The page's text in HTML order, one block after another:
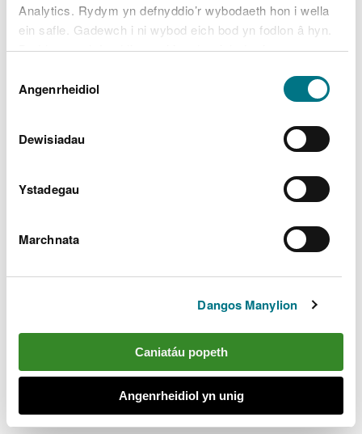
Analytics. Rydym yn defnyddio’r wybodaeth hon i wella
ein safle. Gadewch i ni wybod eich bod yn fodlon â hyn.
Byddwn yn defnyddio cwci i gadw eich dewis.
Gellirdarllen mwy am ein cwcis cyn i chi ddewis.
Caniatâd
Angenrheidiol
Dewisiadau
Ystadegau
Marchnata
Dangos Manylion
Caniatáu popeth
Angenrheidiol yn unig
Mae'r thema yma yn edrych ar amgylchedd morol
o amgylch Cymru a sut y gallwn adeiladu
Atebion sy'n seiliedig ar
natur ac addasu ar yr
arfordir